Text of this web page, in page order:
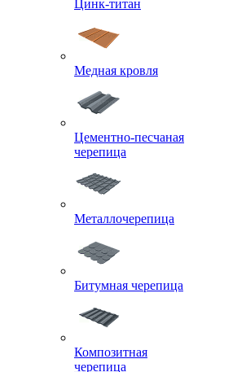
Цинк-титан
Медная кровля
Цементно-песчаная
черепица
Металлочерепица
Битумная черепица
Композитная
черепица